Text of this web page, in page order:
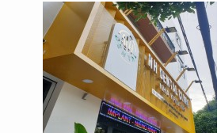
THIẾT KẾ THI CÔNG XE
BÁN HÀNG LƯU ĐỘNG